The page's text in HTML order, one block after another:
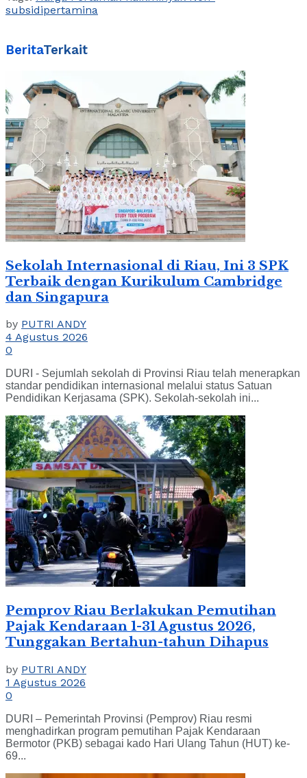
subsidipertamina
BeritaTerkait
Sekolah Internasional di Riau, Ini 3 SPK
Terbaik dengan Kurikulum Cambridge
dan Singapura
by PUTRI ANDY
4 Agustus 2026
0
DURI - Sejumlah sekolah di Provinsi Riau telah menerapkan
standar pendidikan internasional melalui status Satuan
Pendidikan Kerjasama (SPK). Sekolah-sekolah ini...
Pemprov Riau Berlakukan Pemutihan
Pajak Kendaraan 1-31 Agustus 2026,
Tunggakan Bertahun-tahun Dihapus
by PUTRI ANDY
1 Agustus 2026
0
DURI – Pemerintah Provinsi (Pemprov) Riau resmi
menghadirkan program pemutihan Pajak Kendaraan
Bermotor (PKB) sebagai kado Hari Ulang Tahun (HUT) ke-
69...